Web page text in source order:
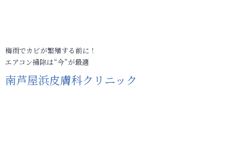
梅雨でカビが繁殖する前に！
エアコン掃除は“今”が最適
南芦屋浜皮膚科クリニック